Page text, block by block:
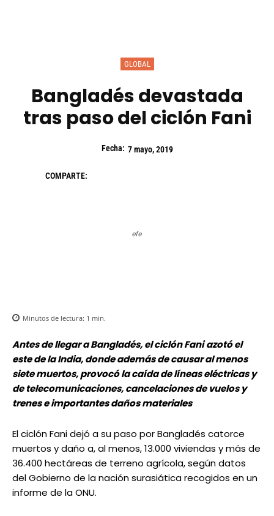
GLOBAL
Bangladés devastada
tras paso del ciclón Fani
Fecha: 7 mayo, 2019
COMPARTE:
efe
Minutos de lectura: 1 min.
Antes de llegar aBangladés, el ciclónFani azotó el
este de la India, donde además de causar al menos
siete muertos, provocó la caída de líneas eléctricas y
de telecomunicaciones, cancelaciones de vuelos y
trenes e importantes daños materiales
El ciclón Fani dejó a su paso por Bangladés catorce
muertos y daño a, al menos, 13.000 viviendas y más de
36.400 hectáreas de terreno agrícola, según datos
del Gobierno de la nación surasiática recogidos en un
informe de la ONU.